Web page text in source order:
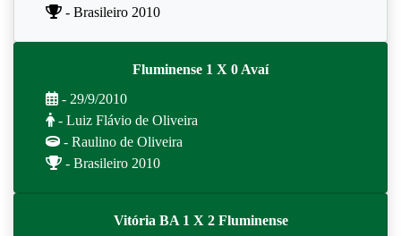
- Brasileiro 2010
Fluminense 1 X 0 Avaí
- 29/9/2010
- Luiz Flávio de Oliveira
- Raulino de Oliveira
- Brasileiro 2010
Vitória BA 1 X 2 Fluminense